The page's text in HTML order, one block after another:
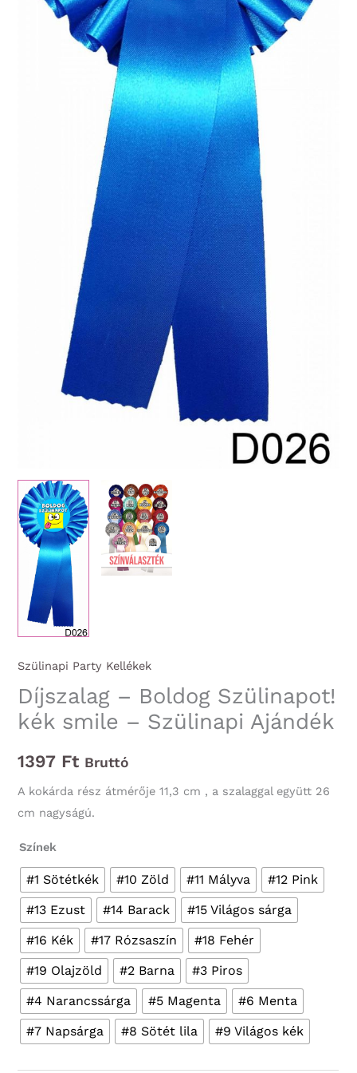
Szülinapi Party Kellékek
Díjszalag – Boldog Szülinapot!
kék smile – Szülinapi Ajándék
1397 Ft Bruttó
A kokárda rész átmérője 11,3 cm , a szalaggal együtt 26
cm nagyságú.
Színek
#1 Sötétkék #10 Zöld #11 Mályva
#12 Pink
#13 Ezust
#14 Barack
#15 Világos sárga
#16 Kék
#17 Rózsaszín
#18 Fehér
#19 Olajzöld
#2 Barna
#3 Piros
#4 Narancssárga
#5 Magenta
#6 Menta
#7 Napsárga
#8 Sötét lila #9 Világos kék